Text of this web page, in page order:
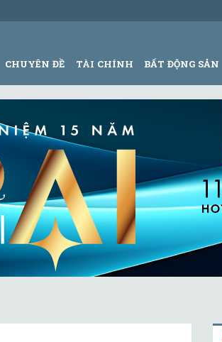
CHUYÊN ĐỀ TÀI CHÍNH BẤT ĐỘNG SẢN